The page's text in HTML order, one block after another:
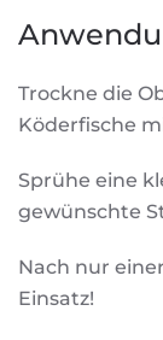
Trockne die
Köderfische
Sprühe eine
gewünschte
Nach nur
Einsatz!